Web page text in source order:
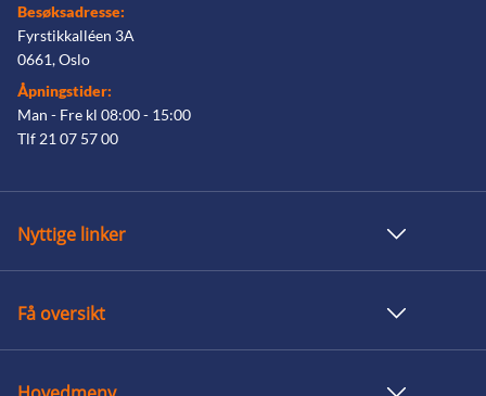
Nyttige linker
Få oversikt
Besøksadresse:
Fyrstikkalléen 3A
0661, Oslo
Åpningstider:
Man - Fre kl 08:00 - 15:00
Tlf 21 07 57 00